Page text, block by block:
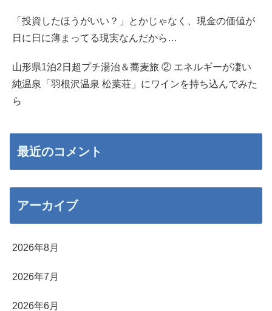
「投資したほうがいい？」とかじゃなく、現金の価値が
日に日に薄まってる現実なんだから…
山形県1泊2日超プチ湯治＆蕎麦旅 ② エネルギーが凄い
純温泉「羽根沢温泉 松葉荘」にワインを持ち込んでみた
ら
最近のコメント
アーカイブ
2026年8月
2026年7月
2026年6月